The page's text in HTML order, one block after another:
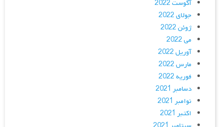
آگوست 2022
جولای 2022
ژوئن 2022
می 2022
آوریل 2022
مارس 2022
فوریه 2022
دسامبر 2021
نوامبر 2021
اکتبر 2021